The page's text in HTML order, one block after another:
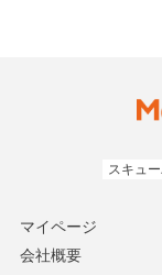
マイページ
会社概要